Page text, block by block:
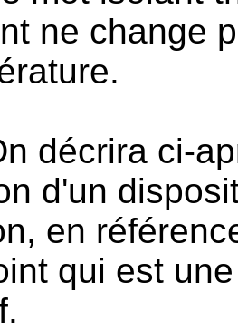
ne change
décrira ci-
d'un
en
qui est